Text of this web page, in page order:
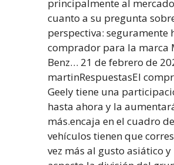
principalmente al
cuanto a su pregunta
perspectiva: seguramente
comprador para la marca
Benz… 21 de febrero de
martinRespuestasEl
Geely tiene una
hasta ahora y la
más.encaja en el cuadro
vehículos tienen que
vez más al gusto asiático